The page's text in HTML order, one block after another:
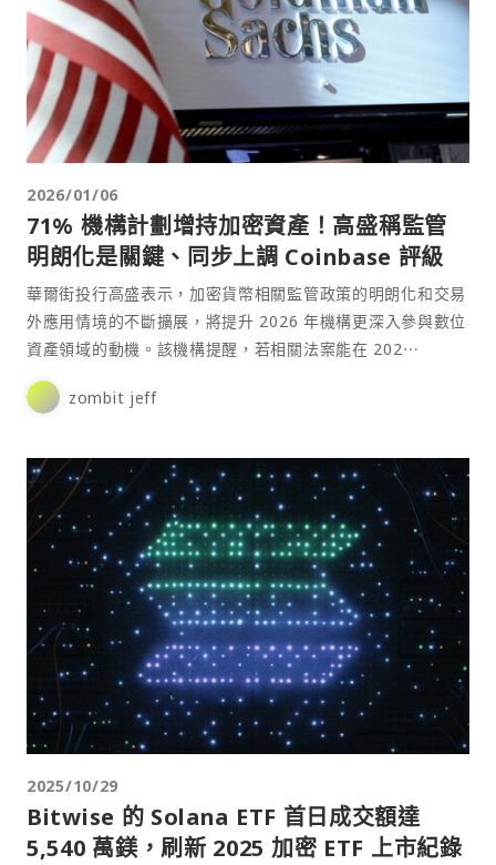
2026/01/06
71% 機構計劃增持加密資產！高盛稱監管
明朗化是關鍵、同步上調 Coinbase 評級
華爾街投行高盛表示，加密貨幣相關監管政策的明朗化和交易
外應用情境的不斷擴展，將提升 2026 年機構更深入參與數位
資產領域的動機。該機構提醒，若相關法案能在 202⋯
zombit jeff
2025/10/29
Bitwise 的 Solana ETF 首日成交額達
5,540 萬鎂，刷新 2025 加密 ETF 上市紀錄